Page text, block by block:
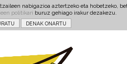
nabigazioa aztertzeko eta hobetzeko,
politikari buruz gehiago irakur dezakezu.